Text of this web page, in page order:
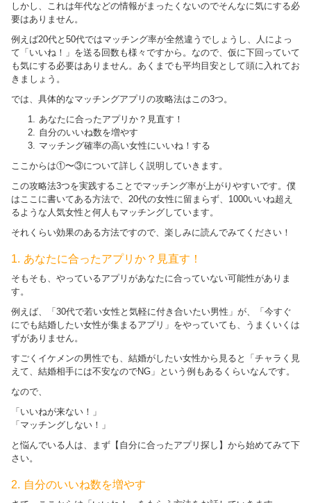
しかし、これは年代などの情報がまったくないのでそんなに気にする必
要はありません。
例えば20代と50代ではマッチング率が全然違うでしょうし、人によっ
て「いいね！」を送る回数も様々ですから。なので、仮に下回っていて
も気にする必要はありません。あくまでも平均目安として頭に入れてお
きましょう。
では、具体的なマッチングアプリの攻略法はこの3つ。
あなたに合ったアプリか？見直す！
自分のいいね数を増やす
マッチング確率の高い女性にいいね！する
ここからは①〜③について詳しく説明していきます。
この攻略法3つを実践することでマッチング率が上がりやすいです。僕
はここに書いてある方法で、20代の女性に留まらず、1000いいね超え
るような人気女性と何人もマッチングしています。
それくらい効果のある方法ですので、楽しみに読んでみてください！
1. あなたに合ったアプリか？見直す！
そもそも、やっているアプリがあなたに合っていない可能性がありま
す。
例えば、「30代で若い女性と気軽に付き合いたい男性」が、「今すぐ
にでも結婚したい女性が集まるアプリ」をやっていても、うまくいくは
ずがありません。
すごくイケメンの男性でも、結婚がしたい女性から見ると「チャラく見
えて、結婚相手には不安なのでNG」という例もあるくらいなんです。
なので、
「いいねが来ない！」
「マッチングしない！」
と悩んでいる人は、まず【自分に合ったアプリ探し】から始めてみて下
さい。
2. 自分のいいね数を増やす